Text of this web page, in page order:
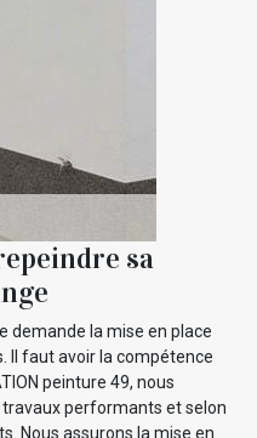
sa
demande la mise en place
Il faut avoir la compétence
peinture 49, nous
performants et selon
Nous assurons la mise en